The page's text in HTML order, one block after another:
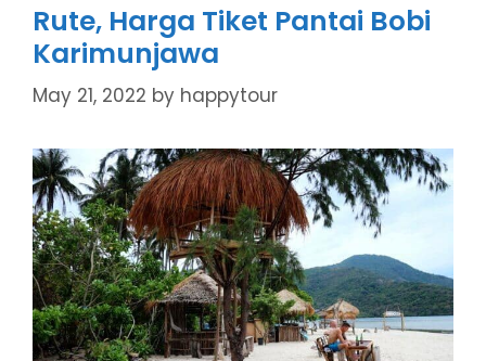
Rute, Harga Tiket Pantai Bobi
Karimunjawa
May 21, 2022 by happytour